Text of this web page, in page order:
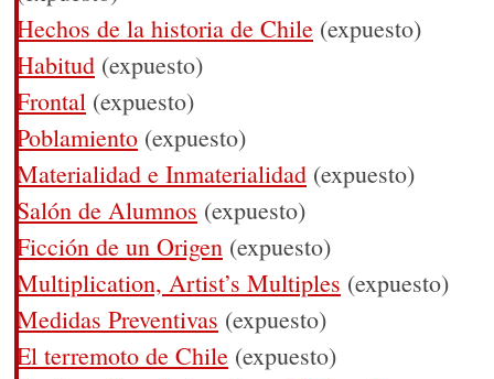
Hechos de la historia de Chile (expuesto)
Habitud (expuesto)
Frontal (expuesto)
Poblamiento (expuesto)
Materialidad e Inmaterialidad (expuesto)
Salón de Alumnos (expuesto)
Ficción de un Origen (expuesto)
Multiplication, Artist’s Multiples (expuesto)
Medidas Preventivas (expuesto)
El terremoto de Chile (expuesto)